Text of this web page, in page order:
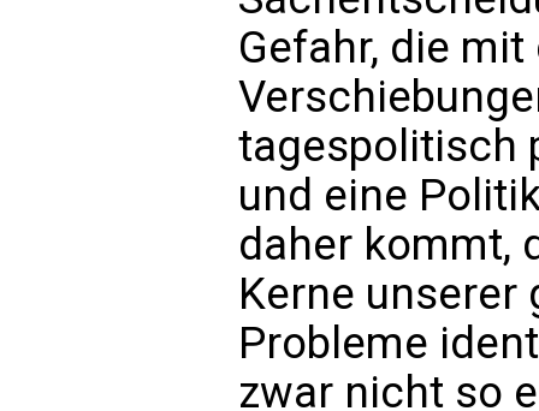
Gefahr, die
tagespolitisch
und eine
daher kommt,
Kerne
Probleme
zwar nicht so